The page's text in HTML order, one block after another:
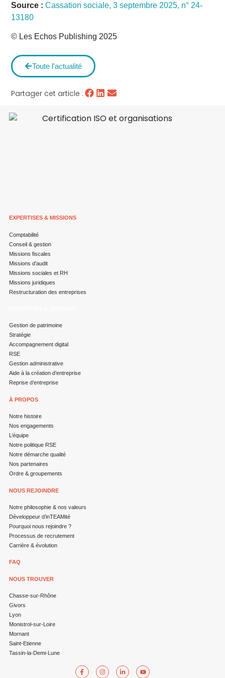
Source : Cassation sociale, 3 septembre 2025, n° 24-
13180
© Les Echos Publishing 2025
Toute l'actualité
Partager cet article :
EXPERTISES & MISSIONS
Comptabilité
Conseil & gestion
Missions fiscales
Missions d’audit
Missions sociales et RH
Missions juridiques
Restructuration des entreprises
Gestion de patrimoine
Stratégie
Accompagnement digital
RSE
Gestion administrative
Aide à la création d’entreprise
Reprise d’entreprise
À PROPOS
Notre histoire
Nos engagements
L’équipe
Notre politique RSE
Notre démarche qualité
Nos partenaires
Ordre & groupements
NOUS REJOINDRE
Notre philosophie & nos valeurs
Développeur d’inTEAMité
Pourquoi nous rejoindre ?
Processus de recrutement
Carrière & évolution
FAQ
NOUS TROUVER
Chasse-sur-Rhône
Givors
Lyon
Monistrol-sur-Loire
Mornant
Saint-Etienne
Tassin-la-Demi-Lune